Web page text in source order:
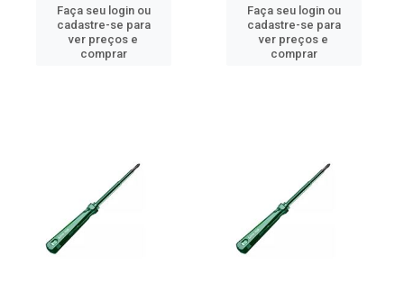
Faça seu login ou
cadastre-se para
ver preços e
comprar
Faça seu login ou
cadastre-se para
ver preços e
comprar